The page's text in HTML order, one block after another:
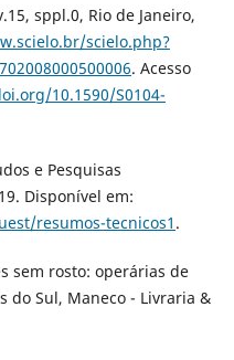
sppl.0, Rio de Janeiro,
scielo.php?
. Acesso
10.1590/S0104-
e Pesquisas
Disponível em:
resumos-tecnicos1 .
sem rosto: operárias de
do Sul, Maneco - Livraria &